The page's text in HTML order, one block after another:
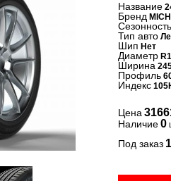
Название
Бренд
Сезонность
Тип авто
Шип Нет
Диаметр
Ширина
Профиль
Индекс
Цена
Наличие0
Под заказ